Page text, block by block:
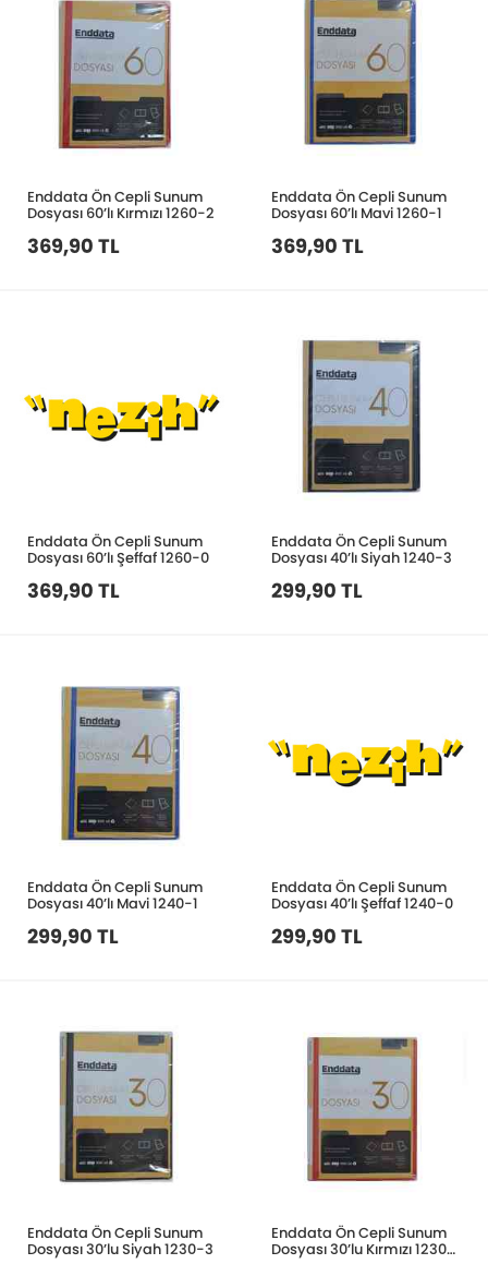
Enddata Ön Cepli Sunum
Dosyası 60’lı Kırmızı 1260-2
369,90 TL
Enddata Ön Cepli Sunum
Dosyası 60’lı Mavi 1260-1
369,90 TL
Enddata Ön Cepli Sunum
Dosyası 60’lı Şeffaf 1260-0
369,90 TL
Enddata Ön Cepli Sunum
Dosyası 40’lı Siyah 1240-3
299,90 TL
Enddata Ön Cepli Sunum
Dosyası 40’lı Mavi 1240-1
299,90 TL
Enddata Ön Cepli Sunum
Dosyası 40’lı Şeffaf 1240-0
299,90 TL
Enddata Ön Cepli Sunum
Dosyası 30’lu Siyah 1230-3
Enddata Ön Cepli Sunum
Dosyası 30’lu Kırmızı 1230-